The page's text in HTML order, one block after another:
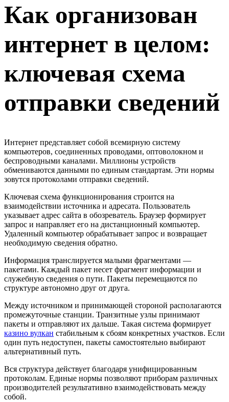
Как организован
интернет в целом:
ключевая схема
отправки сведений
Интернет представляет собой всемирную систему
компьютеров, соединенных проводами, оптоволокном и
беспроводными каналами. Миллионы устройств
обмениваются данными по единым стандартам. Эти нормы
зовутся протоколами отправки сведений.
Ключевая схема функционирования строится на
взаимодействии источника и адресата. Пользователь
указывает адрес сайта в обозреватель. Браузер формирует
запрос и направляет его на дистанционный компьютер.
Удаленный компьютер обрабатывает запрос и возвращает
необходимую сведения обратно.
Информация транслируется малыми фрагментами —
пакетами. Каждый пакет несет фрагмент информации и
служебную сведения о пути. Пакеты перемещаются по
структуре автономно друг от друга.
Между источником и принимающей стороной располагаются
промежуточные станции. Транзитные узлы принимают
пакеты и отправляют их дальше. Такая система формирует
казино вулкан стабильным к сбоям конкретных участков. Если
один путь недоступен, пакеты самостоятельно выбирают
альтернативный путь.
Вся структура действует благодаря унифицированным
протоколам. Единые нормы позволяют приборам различных
производителей результативно взаимодействовать между
собой.